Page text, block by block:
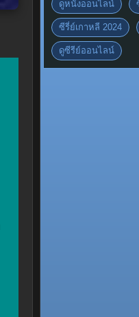
ดูหนังออนไลน์
ซีรี่ย์เกาหลี 2024
ดูซีรีย์ออนไลน์